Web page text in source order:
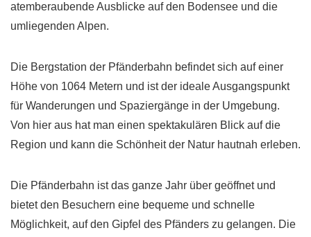
atemberaubende Ausblicke auf den Bodensee und die
umliegenden Alpen.
Die Bergstation der Pfänderbahn befindet sich auf einer
Höhe von 1064 Metern und ist der ideale Ausgangspunkt
für Wanderungen und Spaziergänge in der Umgebung.
Von hier aus hat man einen spektakulären Blick auf die
Region und kann die Schönheit der Natur hautnah erleben.
Die Pfänderbahn ist das ganze Jahr über geöffnet und
bietet den Besuchern eine bequeme und schnelle
Möglichkeit, auf den Gipfel des Pfänders zu gelangen. Die